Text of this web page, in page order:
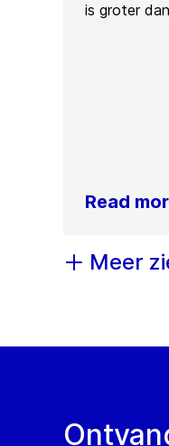
is groter
Read
Meer